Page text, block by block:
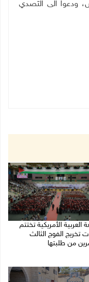
ودعوا الى التصدي
العربية الأمريكية تختتم
تخريج الفوج الثالث
من طلبتها